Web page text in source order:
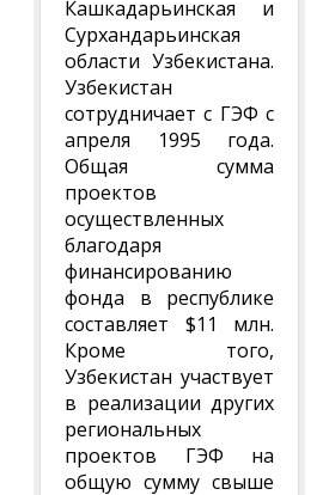
Кашкадарьинская и
Сурхандарьинская
области Узбекистана.
Узбекистан
сотрудничает с ГЭФ с
апреля 1995 года.
Общая сумма
проектов
осуществленных
благодаря
финансированию
фонда в республике
составляет $11 млн.
Кроме того,
Узбекистан участвует
в реализации других
региональных
проектов ГЭФ на
общую сумму свыше